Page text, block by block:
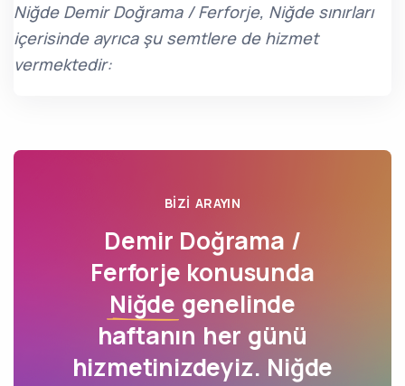
Niğde Demir Doğrama / Ferforje, Niğde sınırları
içerisinde ayrıca şu semtlere de hizmet
vermektedir:
BIZI ARAYIN
Demir Doğrama /
Ferforje konusunda
Niğde genelinde
haftanın her günü
hizmetinizdeyiz. Niğde